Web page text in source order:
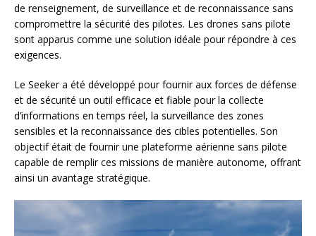
de renseignement, de surveillance et de reconnaissance sans
compromettre la sécurité des pilotes. Les drones sans pilote
sont apparus comme une solution idéale pour répondre à ces
exigences.
Le Seeker a été développé pour fournir aux forces de défense
et de sécurité un outil efficace et fiable pour la collecte
d’informations en temps réel, la surveillance des zones
sensibles et la reconnaissance des cibles potentielles. Son
objectif était de fournir une plateforme aérienne sans pilote
capable de remplir ces missions de manière autonome, offrant
ainsi un avantage stratégique.